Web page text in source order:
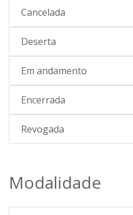
Cancelada
Deserta
Em andamento
Encerrada
Revogada
Modalidade